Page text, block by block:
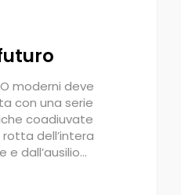
moderni deve
con una serie
coadiuvate
dell’intera
e dall’ausilio…